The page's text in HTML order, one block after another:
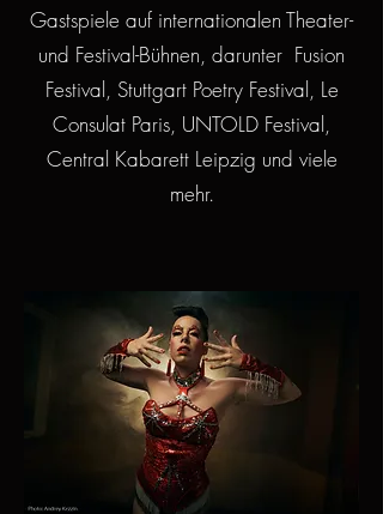
Gastspiele auf internationalen Theater-
und Festival-Bühnen, darunter Fusion
Festival, Stuttgart Poetry Festival, Le
Consulat Paris, UNTOLD Festival,
Central Kabarett Leipzig und viele
mehr.